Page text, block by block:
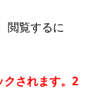
閲覧するに
されます。2